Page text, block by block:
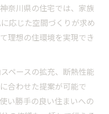
奈川県の住宅では、家族
応じた空間づくりが求め
理想の住環境を実現でき
ペースの拡充、断熱性能
合わせた提案が可能で
い勝手の良い住まいへの